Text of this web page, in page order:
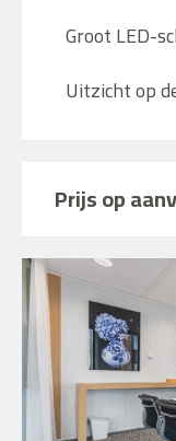
Groot LED-
Uitzicht op
Prijs op